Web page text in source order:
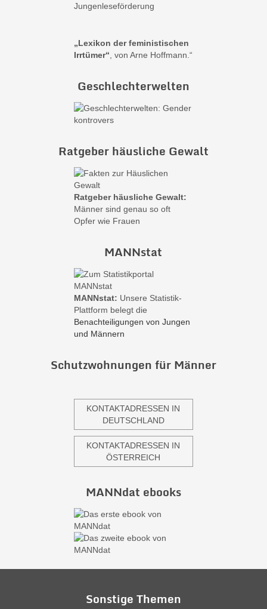
Jungenleseförderung
„Lexikon der feministischen
Irrtümer“ , von Arne Hoffmann.“
Geschlechterwelten
Ratgeber häusliche Gewalt
Ratgeber häusliche Gewalt:
Männer sind genau so oft
Opfer wie Frauen
MANNstat
MANNstat: Unsere Statistik-
Plattform belegt die
Benachteiligungen von Jungen
und Männern
Schutzwohnungen für Männer
KONTAKTADRESSEN IN
DEUTSCHLAND
KONTAKTADRESSEN IN
ÖSTERREICH
MANNdat ebooks
Sonstige Themen